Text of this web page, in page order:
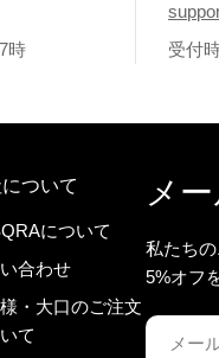
時
受付
ついて
について
合わせ
・大口のご注文
て
メ
私たち
5%オフ
メ